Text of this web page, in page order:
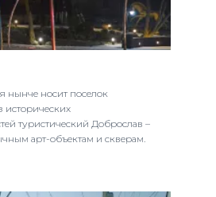
нынче носит поселок
исторических
туристический Доброслав –
арт-объектам и скверам.